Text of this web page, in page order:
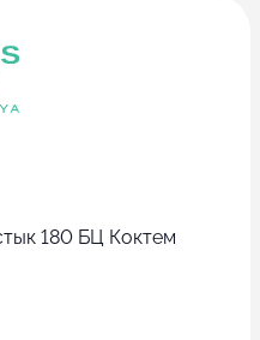
180 БЦ Коктем